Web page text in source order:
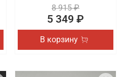
8 915 ₽
5 349 ₽
В корзину